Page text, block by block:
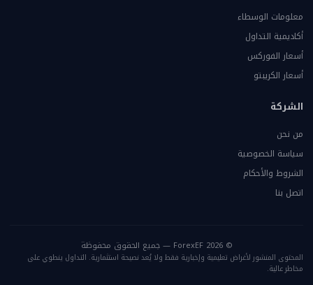
معلومات الوسطاء
أكاديمية التداول
أسعار الفوركس
أسعار الكريبتو
الشركة
من نحن
سياسة الخصوصية
الشروط والأحكام
اتصل بنا
© 2026 ForexEF — جميع الحقوق محفوظة
المحتوى المنشور لأغراض تعليمية وإخبارية فقط ولا يُعد نصيحة استثمارية. التداول ينطوي على
مخاطر عالية.